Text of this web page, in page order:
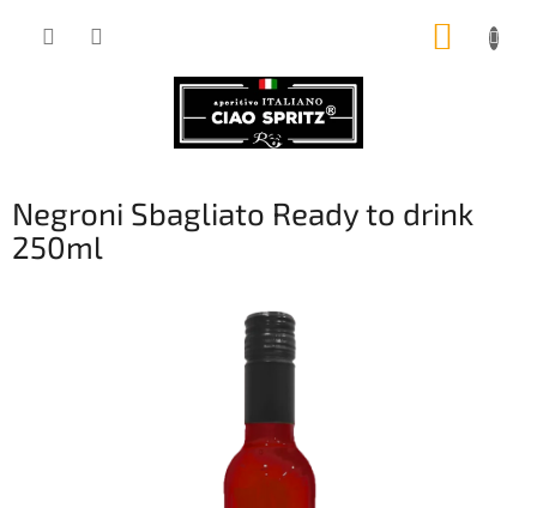
Negroni Sbagliato Ready to drink
250ml